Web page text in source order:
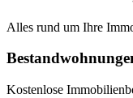
Alles rund um Ihre
Kostenlose